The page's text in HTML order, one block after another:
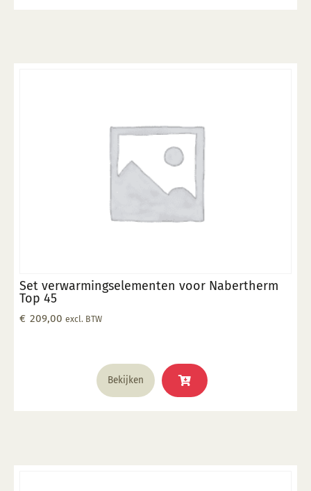
Set verwarmingselementen voor Nabertherm
Top 45
€ 209,00 excl. BTW
Bekijken